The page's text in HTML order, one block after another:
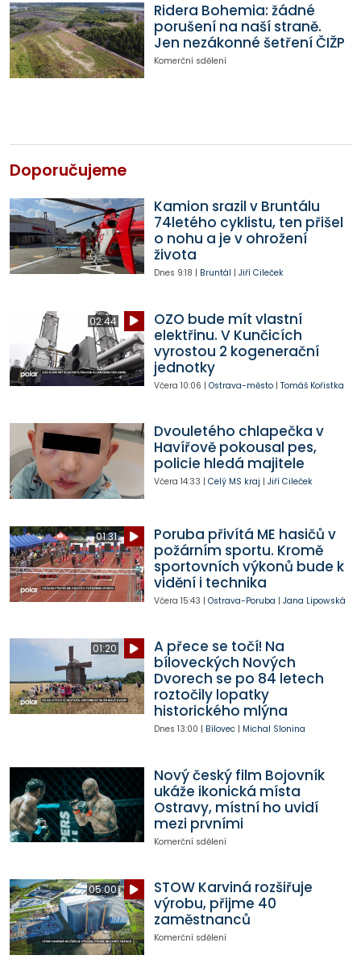
Ridera Bohemia: žádné
porušení na naší straně.
Jen nezákonné šetření ČIŽP
Komerční sdělení
Doporučujeme
Kamion srazil v Bruntálu
74letého cyklistu, ten přišel
o nohu a je v ohrožení
života
Dnes 9:18 | Bruntál | Jiří Cileček
02:44
OZO bude mít vlastní
elektřinu. V Kunčicích
vyrostou 2 kogenerační
jednotky
Včera 10:06 | Ostrava-město| Tomáš Kořistka
Dvouletého chlapečka v
Havířově pokousal pes,
policie hledá majitele
Včera 14:33 | Celý MS kraj | Jiří Cileček
01:31
Poruba přivítá ME hasičů v
požárním sportu. Kromě
sportovních výkonů bude k
vidění i technika
Včera 15:43 | Ostrava-Poruba | Jana Lipowská
01:20
A přece se točí! Na
bíloveckých Nových
Dvorech se po 84 letech
roztočily lopatky
historického mlýna
Dnes 13:00 | Bílovec| Michal Slonina
Nový český film Bojovník
ukáže ikonická místa
Ostravy, místní ho uvidí
mezi prvními
Komerční sdělení
05:00
STOW Karviná rozšiřuje
výrobu, přijme 40
zaměstnanců
Komerční sdělení